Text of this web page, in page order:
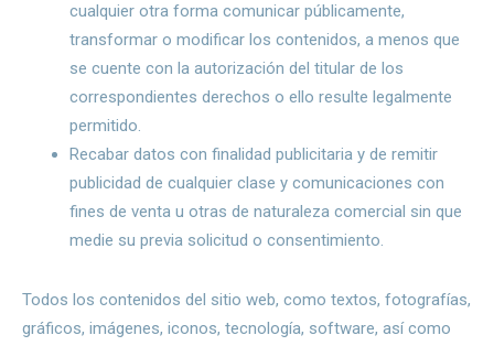
cualquier otra forma comunicar públicamente,
transformar o modificar los contenidos, a menos que
se cuente con la autorización del titular de los
correspondientes derechos o ello resulte legalmente
permitido.
Recabar datos con finalidad publicitaria y de remitir
publicidad de cualquier clase y comunicaciones con
fines de venta u otras de naturaleza comercial sin que
medie su previa solicitud o consentimiento.
Todos los contenidos del sitio web, como textos, fotografías,
gráficos, imágenes, iconos, tecnología, software, así como